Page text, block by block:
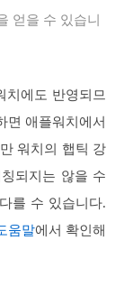
얻을 수 있습니
치에도 반영되므
면 애플워치에서
워치의 햅틱 강
되지는 않을 수
를 수 있습니다.
움말에서 확인해